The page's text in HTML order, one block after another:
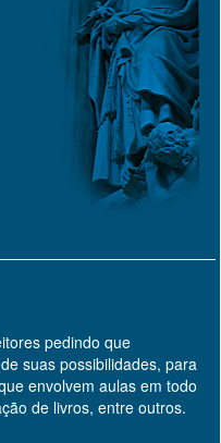
pedindo que
suas possibilidades, para
envolvem aulas em todo
de livros, entre outros.